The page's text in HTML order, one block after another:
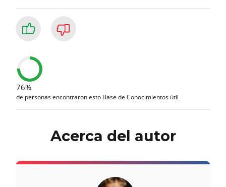
76%
de personas encontraron esto Base de Conocimientos útil
Acerca del autor